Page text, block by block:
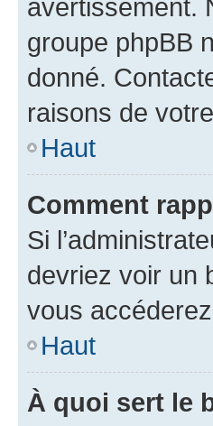
avertissement.
groupe phpBB
donné.
raisons de
Haut
Comment
Si
devriez voir un
vous
Haut
À quoi sert le